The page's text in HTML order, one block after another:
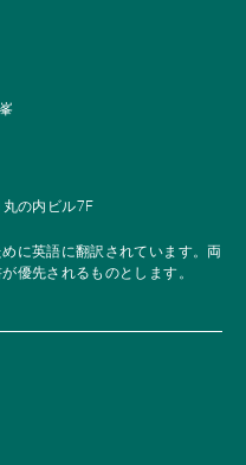
の内ビル7F
に英語に翻訳されています。両
優先されるものとします。